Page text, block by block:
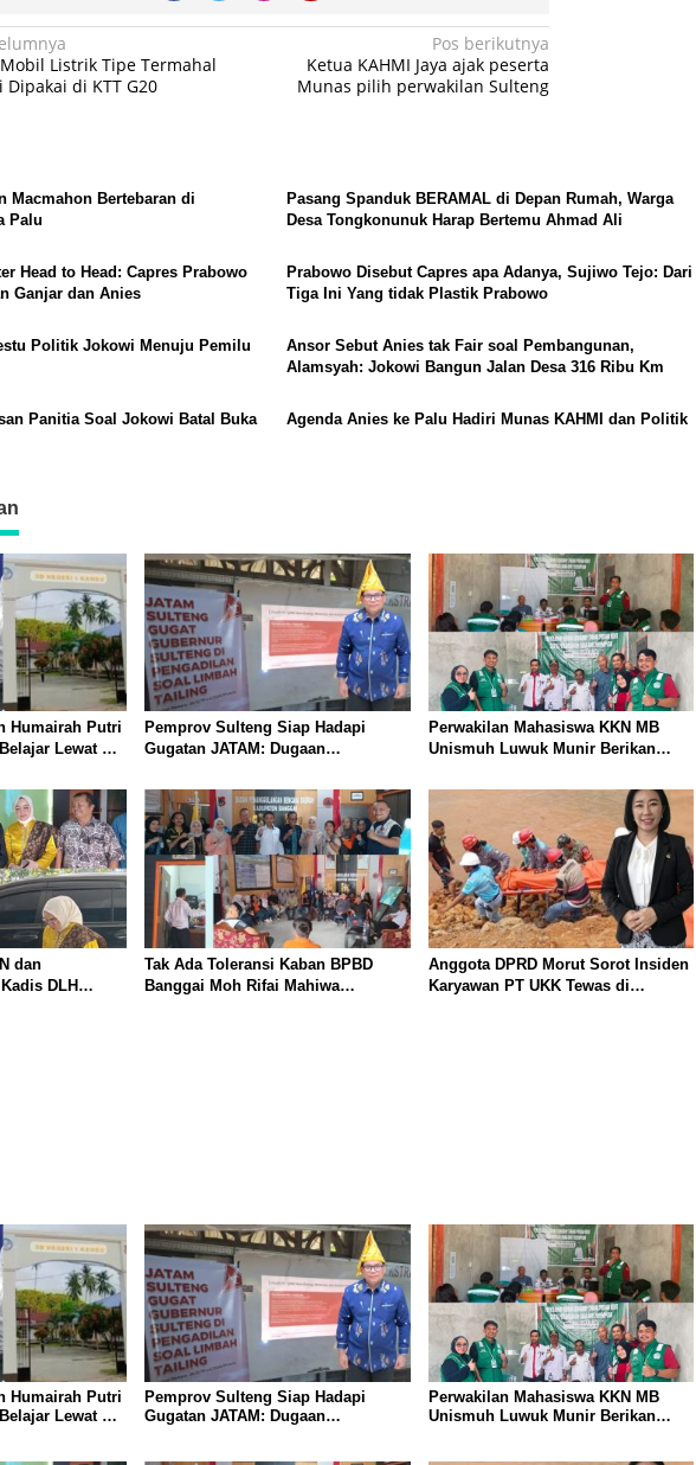
Listrik Tipe Termahal
Dipakai di KTT G20
Pos berikutnya
Ketua KAHMI Jaya ajak peserta
Munas pilih perwakilan Sulteng
Macmahon Bertebaran di
Palu
Pasang Spanduk BERAMAL di Depan Rumah, Warga
Desa Tongkonunuk Harap Bertemu Ahmad Ali
Head to Head: Capres Prabowo
Ganjar dan Anies
Prabowo Disebut Capres apa Adanya, Sujiwo Tejo: Dari
Tiga Ini Yang tidak Plastik Prabowo
Politik Jokowi Menuju Pemilu
Ansor Sebut Anies tak Fair soal Pembangunan,
Alamsyah: Jokowi Bangun Jalan Desa 316 Ribu Km
Panitia Soal Jokowi Batal Buka
Agenda Anies ke Palu Hadiri Munas KAHMI dan Politik
Humairah Putri
Lewat HP
Pemprov Sulteng Siap Hadapi
Gugatan JATAM: Dugaan
Limbah B3 PT QMB dan Berkah
Morowali Sejahtera
Perwakilan Mahasiswa KKN MB
Unismuh Luwuk Munir Berikan
Tingkatkan Kesadaran Hukum
Masyarakat
dan
DLH
Tak Ada Toleransi Kaban BPBD
Banggai Moh Rifai Mahiwa
Anggota DPRD Morut Sorot Insiden
Karyawan PT UKK Tewas di
Humairah Putri
Lewat HP
Pemprov Sulteng Siap Hadapi
Gugatan JATAM: Dugaan
Perwakilan Mahasiswa KKN MB
Unismuh Luwuk Munir Berikan